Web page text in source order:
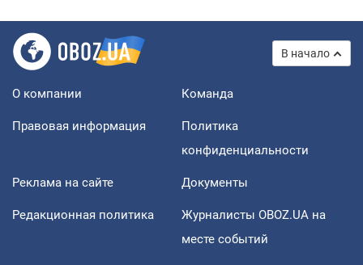
В начало
О компании Команда
Правовая информация
Политика
конфиденциальности
Реклама на сайте Документы
Редакционная политика
Журналисты OBOZ.UA на
месте событий